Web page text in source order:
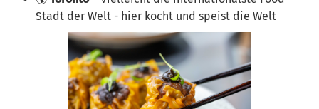
Stadt der Welt - hier kocht und speist die Welt